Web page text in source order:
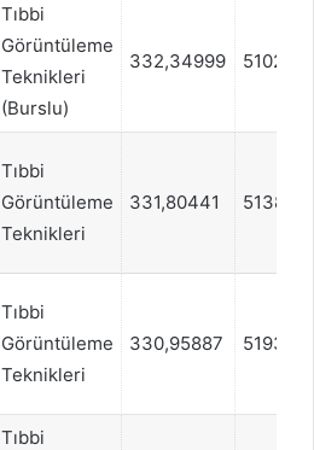
Tıbbi
Görüntüleme
Teknikleri
(Burslu)
332,34999 510218
Tıbbi
Görüntüleme
Teknikleri
331,80441 513836
Tıbbi
Görüntüleme
Teknikleri
330,95887 519350
Tıbbi